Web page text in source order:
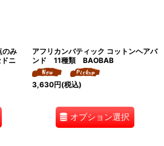
のみ
ニ
アフリカンバティック コットンヘアバ
ンド 11種類 BAOBAB
3,630円(税込)
オプション選択